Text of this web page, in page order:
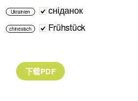
Ukrainien сніданок
chinesisch Frühstück